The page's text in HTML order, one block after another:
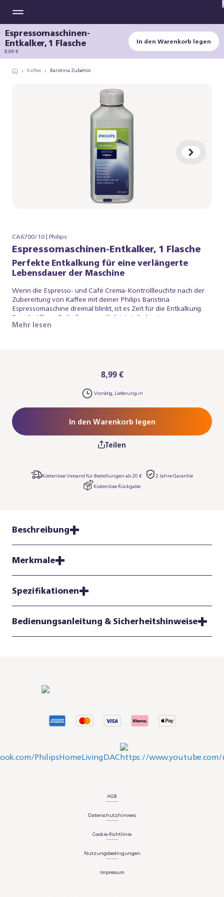
Espressomaschinen-
Entkalker, 1 Flasche
8,99 €
In den Warenkorb legen
Kaffee Baristina Zubehör
CA6700/10 | Philips
Espressomaschinen-Entkalker, 1 Flasche
Perfekte Entkalkung für eine verlängerte
Lebensdauer der Maschine
Wenn die Espresso- und Café Crema-Kontrollleuchte nach der
Zubereitung von Kaffee mit deiner Philips Baristina
Espressomaschine dreimal blinkt, ist es Zeit für die Entkalkung.
Regelmäßiges Entkalken gewährleistet die beste
Kaffeetemperatur und den besten Geschmack. Der Philips
Espressomaschinen-Entkalkers gewährleistet eine gründliche
Entkalkung, ohne die empfindlichen Teile im Inneren deines
Geräts zu beschädigen.
Mehr lesen
8,99 €
Vorrätig, Lieferung in
In den Warenkorb legen
Teilen
Kostenlose Versand für Bestellungen ab 20 €
2 Jahre Garantie
Kostenlose Rückgabe
Beschreibung
Merkmale
Spezifikationen
Bedienungsanleitung & Sicherheitshinweise
AGB
Datenschutzhinweis
Cookie-Richtlinie
Nutzungsbedingungen
Impressum